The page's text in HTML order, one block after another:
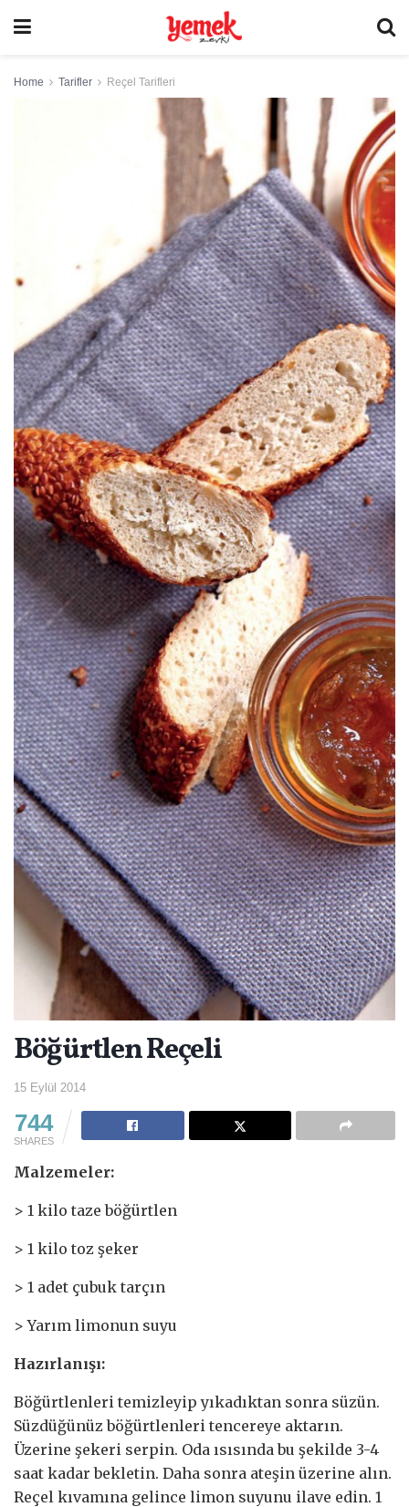
Home Tarifler Reçel Tarifleri
Böğürtlen Reçeli
15 Eylül 2014
744
SHARES
Malzemeler:
> 1 kilo taze böğürtlen
> 1 kilo toz şeker
> 1 adet çubuk tarçın
> Yarım limonun suyu
Hazırlanışı:
Böğürtlenleri temizleyip yıkadıktan sonra süzün.
Süzdüğünüz böğürtlenleri tencereye aktarın.
Üzerine şekeri serpin. Oda ısısında bu şekilde 3-4
saat kadar bekletin. Daha sonra ateşin üzerine alın.
Reçel kıvamına gelince limon suyunu ilave edin. 1